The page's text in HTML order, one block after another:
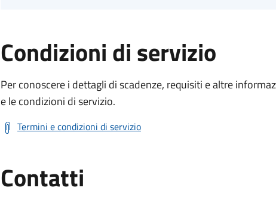
Condizioni di servizio
Per conoscere i dettagli di scadenze, requisiti e altre
e le condizioni di servizio.
Termini e condizioni di servizio
Contatti